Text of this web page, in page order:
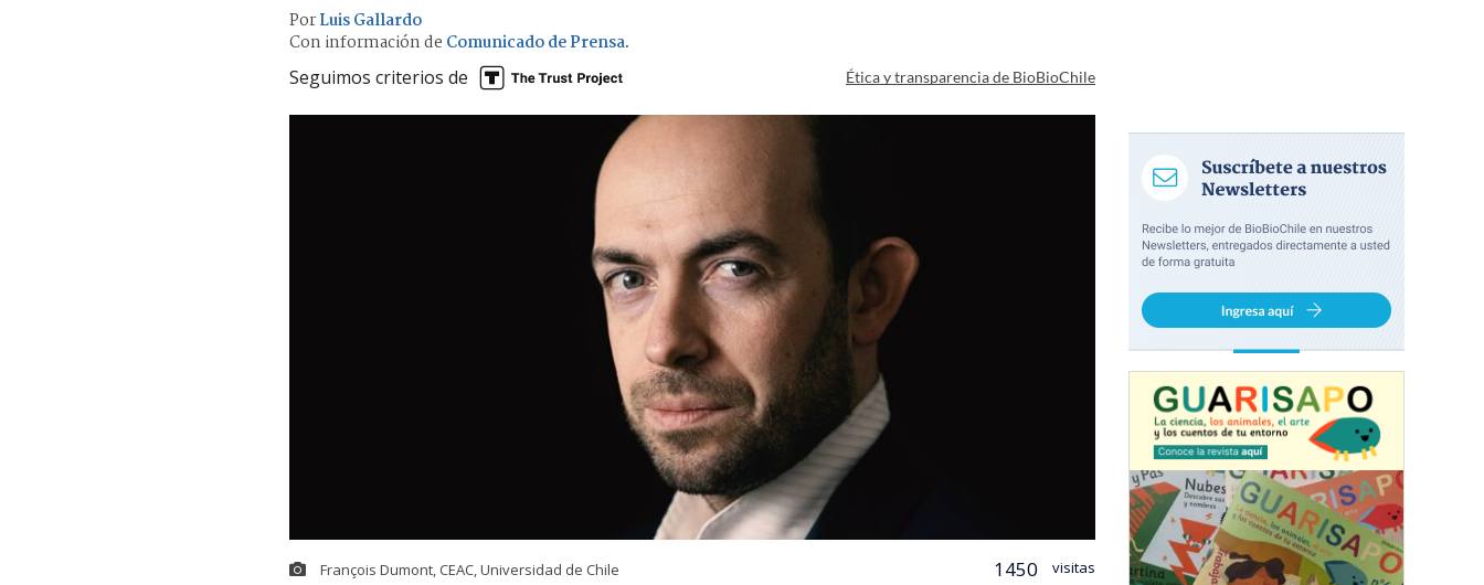
PorLuis Gallardo
Con información de Comunicado de Prensa.
Seguimos criterios de Ética y transparencia de BioBioChile
François Dumont, CEAC, Universidad de Chile 1450 visitas